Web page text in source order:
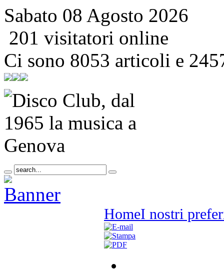
Sabato 08 Agosto 2026
201 visitatori online
Ci sono 8053 articoli e
HomeI nostri